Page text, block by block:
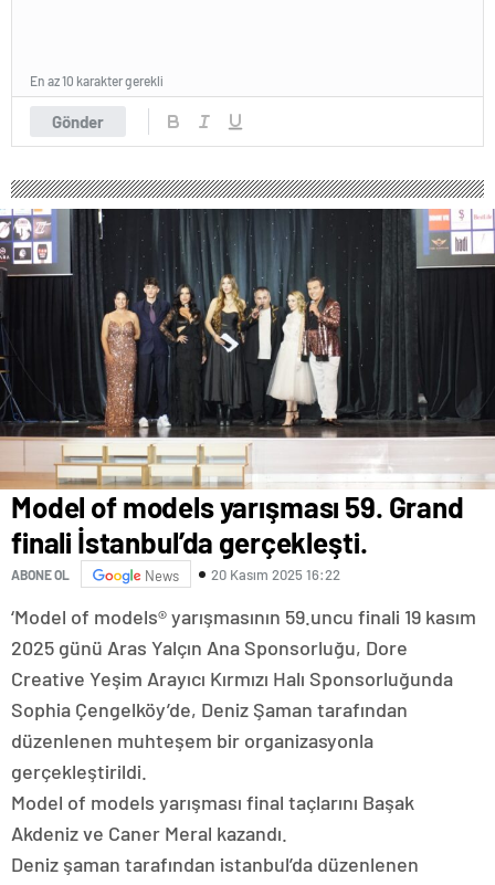
Gönder
En az 10 karakter gerekli
Model of models yarışması 59. Grand
finali İstanbul’da gerçekleşti.
ABONE OL News 20 Kasım 2025 16:22
‘Model of models® yarışmasının 59.uncu finali 19 kasım
2025 günü Aras Yalçın Ana Sponsorluğu, Dore
Creative Yeşim Arayıcı Kırmızı Halı Sponsorluğunda
Sophia Çengelköy’de, Deniz Şaman tarafından
düzenlenen muhteşem bir organizasyonla
gerçekleştirildi.
Model of models yarışması final taçlarını Başak
Akdeniz ve Caner Meral kazandı.
Deniz şaman tarafından istanbul’da düzenlenen